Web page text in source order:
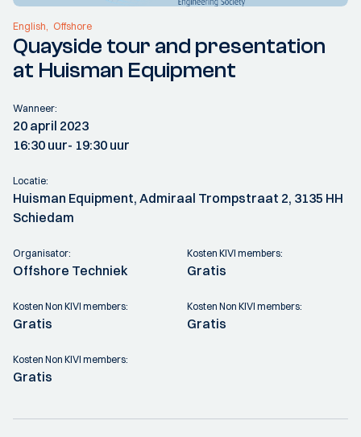
English Offshore
Quayside tour and presentation
at Huisman Equipment
Wanneer:
20 april 2023
16:30 uur- 19:30 uur
Locatie:
Huisman Equipment, Admiraal Trompstraat 2, 3135 HH
Schiedam
Organisator:
Offshore Techniek
Kosten KIVI members:
Gratis
Kosten Non KIVI members:
Gratis
Kosten Non KIVI members:
Gratis
Kosten Non KIVI members:
Gratis